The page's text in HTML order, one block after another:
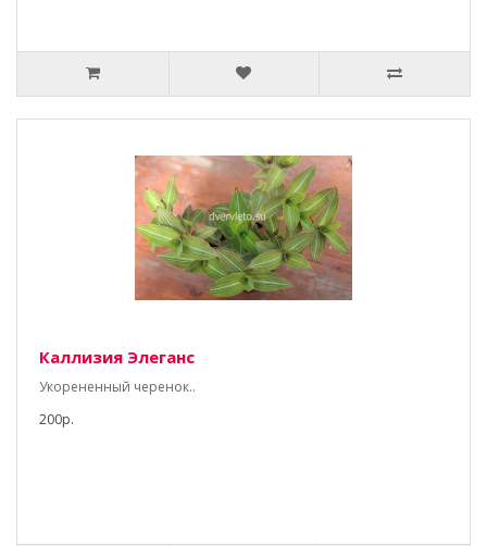
Каллизия Элеганс
Укорененный черенок..
200р.